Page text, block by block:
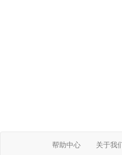
帮助中心 关于我